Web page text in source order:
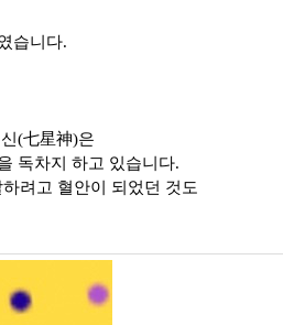
습니다.
(七星神)은
독차지 하고 있습니다.
려고 혈안이 되었던 것도